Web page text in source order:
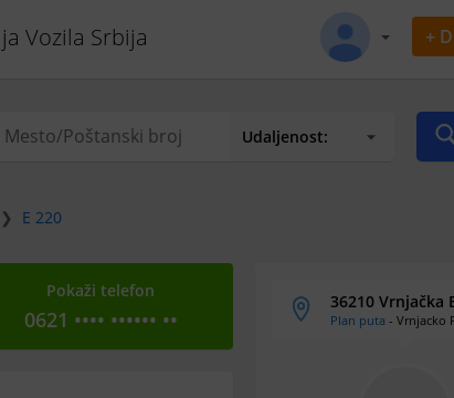
Vozila Srbija +
E 220
Pokaži telefon
0621 •••• •••••• ••
36210 Vrnjačka
Plan puta - Vrnjacko